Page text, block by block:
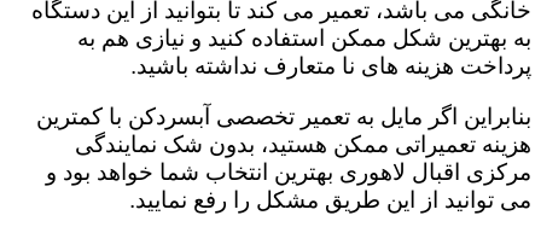
خانگی می باشد، تعمیر می کند تا بتوانید از این دستگاه
به بهترین شکل ممکن استفاده کنید و نیازی هم به
پرداخت هزینه های نا متعارف نداشته باشید.
بنابراین اگر مایل به تعمیر تخصصی آبسردکن با کمترین
هزینه تعمیراتی ممکن هستید، بدون شک نمایندگی
مرکزی اقبال لاهوری بهترین انتخاب شما خواهد بود و
می توانید از این طریق مشکل را رفع نمایید.